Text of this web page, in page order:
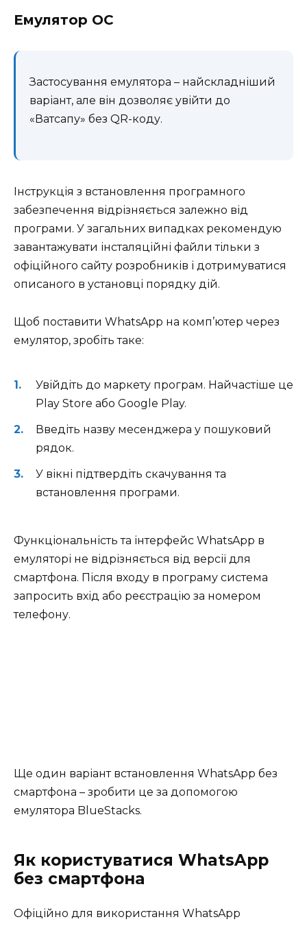
Емулятор ОС
Застосування емулятора – найскладніший
варіант, але він дозволяє увійти до
«Ватсапу» без QR-коду.
Інструкція з встановлення програмного
забезпечення відрізняється залежно від
програми. У загальних випадках рекомендую
завантажувати інсталяційні файли тільки з
офіційного сайту розробників і дотримуватися
описаного в установці порядку дій.
Щоб поставити WhatsApp на комп’ютер через
емулятор, зробіть таке:
Увійдіть до маркету програм. Найчастіше це
Play Store або Google Play.
Введіть назву месенджера у пошуковий
рядок.
У вікні підтвердіть скачування та
встановлення програми.
Функціональність та інтерфейс WhatsApp в
емуляторі не відрізняється від версії для
смартфона. Після входу в програму система
запросить вхід або реєстрацію за номером
телефону.
Ще один варіант встановлення WhatsApp без
смартфона – зробити це за допомогою
емулятора BlueStacks.
Як користуватися WhatsApp
без смартфона
Офіційно для використання WhatsApp